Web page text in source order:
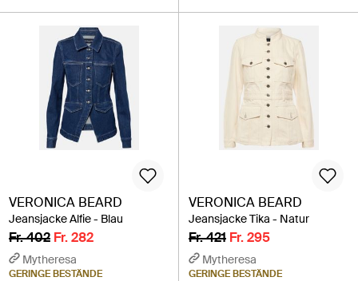
VERONICA BEARD
Jeansjacke Alfie - Blau
Fr. 402 Fr. 282
Mytheresa
GERINGE BESTÄNDE
VERONICA BEARD
Jeansjacke Tika - Natur
Fr. 421 Fr. 295
Mytheresa
GERINGE BESTÄNDE